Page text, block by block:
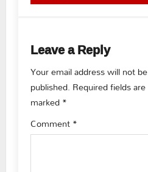
a
v
i
g
a
t
Leave a Reply
Your email address will not be
published. Required fields are
marked*
Comment*